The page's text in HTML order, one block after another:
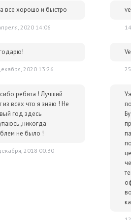
после оплаты отобразится в
за тем, чтобы наше предложение
для вас всегда будут дешевле
карты playstation
все хорошо и быстро
2020 14:06
2020 13:26
ребята ! Лучший
из всех что я знаю ! Не
год здесь
,никогда
не было !
2018 00:30